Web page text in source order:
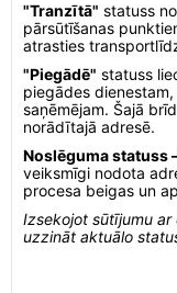
"Tranzītā" statuss
pārsūtīšanas
atrasties
"Piegādē" statuss
piegādes
saņēmējam. Šajā
norādītajā adresē.
Noslēguma statuss
veiksmīgi nodota
procesa beigas un
Izsekojot sūtījumu
uzzināt aktuālo